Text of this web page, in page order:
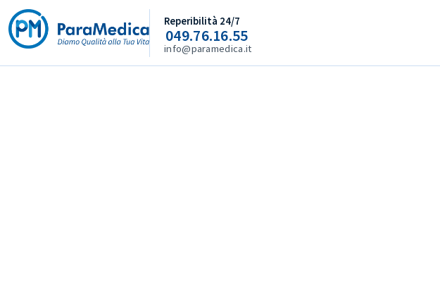
Reperibilità 24/7
049.76.16.55
info@paramedica.it